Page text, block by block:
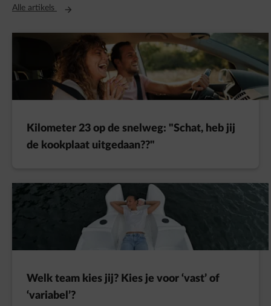
Alle artikels Opent in een nieuw tabblad
Kilometer 23 op de snelweg: "Schat, heb jij
de kookplaat uitgedaan??"
Welk team kies jij? Kies je voor ‘vast’ of
‘variabel’?